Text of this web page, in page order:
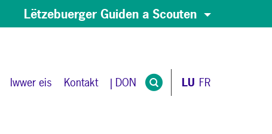
Lëtzebuerger Guiden a Scouten
Iwwer eis Kontakt | DON LU FR